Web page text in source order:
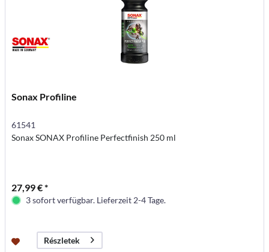
Sonax Profiline
61541
Sonax SONAX Profiline Perfectfinish 250 ml
27,99 € *
3 sofort verfügbar. Lieferzeit 2-4 Tage.
Részletek